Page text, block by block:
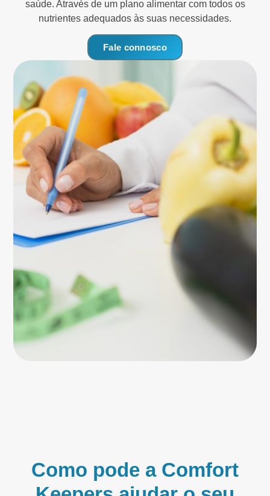
saúde. Através de um plano alimentar com todos os
nutrientes adequados às suas necessidades.
Fale connosco
Como pode a Comfort